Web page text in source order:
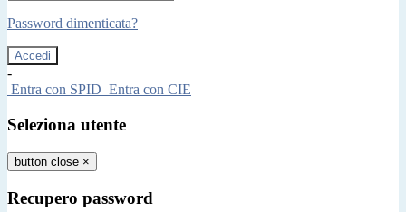
Password dimenticata?
-
Entra con SPID Entra con CIE
Seleziona utente
button close ×
Recupero password